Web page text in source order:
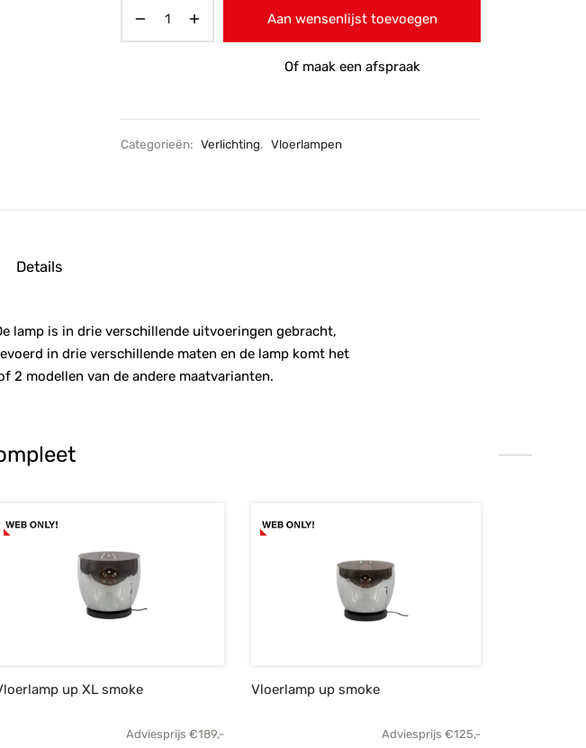
Aan wensenlijst toevoegen
Of maak een afspraak
Categorieën: Verlichting, Vloerlampen
Details
lamp is in drie verschillende uitvoeringen gebracht,
in drie verschillende maten en de lamp komt het
2 modellen van de andere maatvarianten.
up XL smoke
Adviesprijs €189,-
Vloerlamp up smoke
Adviesprijs €125,-